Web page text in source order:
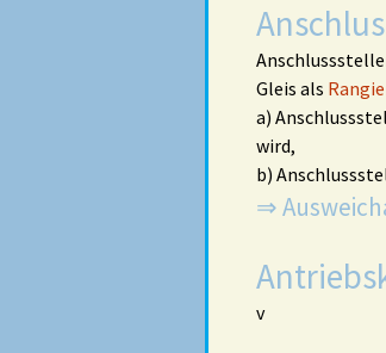
Gleis als
a)
wird,
b)
⇒
v